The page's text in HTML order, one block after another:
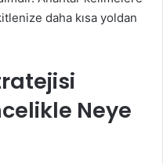
daha kısa yoldan
Neye